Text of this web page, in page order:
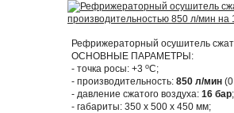
Рефрижераторный осушитель
ОСНОВНЫЕ ПАРАМЕТРЫ:
- точка росы: +3 оС;
- производительность: 850 л/мин
- давление сжатого воздуха: 16 бар;
- габариты: 350 х 500 х 450 мм;